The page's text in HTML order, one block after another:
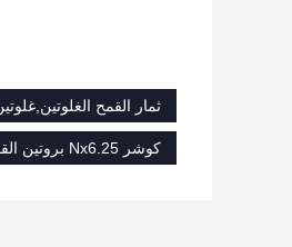
ثمار القمح
كوشر Nx6.25 بروتين القمح الكامل,كوشر بروتين القمح الكامل,بروتين كوشر Nx6.25 في الخبز متعدد الحبوب